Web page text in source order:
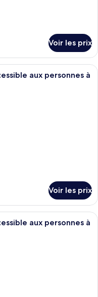
Voir les prix
chambre d’hôtel avec deux
aux personnes à
Voir les prix
chambre d’hôtel avec deux
aux personnes à